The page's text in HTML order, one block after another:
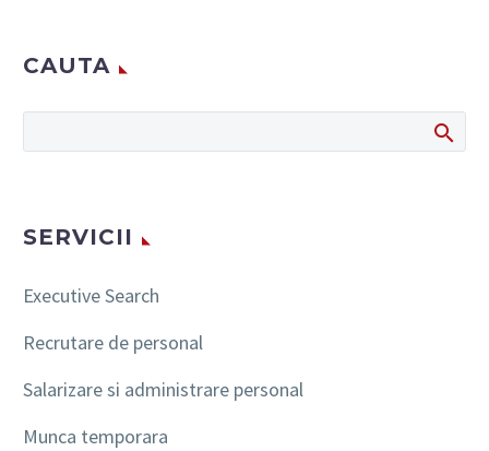
CAUTA
SERVICII
Executive Search
Recrutare de personal
Salarizare si administrare personal
Munca temporara